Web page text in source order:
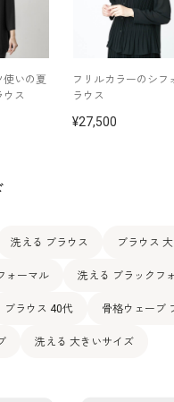
使いの夏
ウス
フリルカラーのシフ
ラウス
27,500
洗える ブラウス ブラウス
ォーマル 洗える ブラックフ
ブラウス 40代 骨格ウェーブ
洗える 大きいサイズ